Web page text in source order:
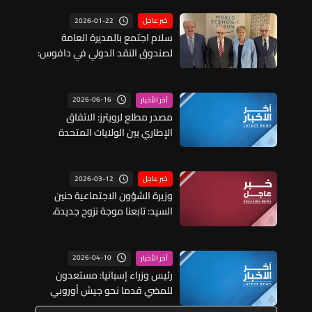
خبر عاجل 2026-01-22
سلام اجتمع بالمديرة العامة
لصندوق النقد الدولي في دافوس:
آخر الأخبار 2026-06-16
مصدر مطلع لرويترز: الاتفاق
الإطاري بين الولايات المتحدة
مليار دولار لتحفيز الاستثمار في
الجمهورية الإسلامية
خبر عاجل 2026-03-12
وزيرة الشؤون الاجتماعية حنين
السيد: تابعنا موجة نزوح جديدة،
ولا يزال هناك 37 مركزاً جاهزاً
لاستقبال النازحين كما فتحنا 18
مركزاً جديداً
آخر الأخبار 2026-04-10
رئيس وزراء إسبانيا: مستعدون
للمضي قدما نحو جيش أوروبي
مشترك حتى إذا دعت إليه الضرورة